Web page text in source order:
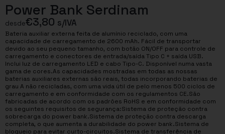
Power Bank Serdinam
desde€3,80 s/IVA
Bateria auxiliar externa feita de alumínio reciclado, com uma
capacidade de carregamento de 2600 mAh. Fácil de transportar
devido ao seu pequeno tamanho, com botão ON/OFF para controle de
carregamento e conectores de entrada/saída Tipo C + saída USB.
Inclui luz de carregamento LED e cabo Tipo-C. Disponível numa vasta
gama de cores.As capacidades mostradas em todas as nossas
baterias auxiliares externas são reais, todas incorporando baterias de
grau A não recicladas, com uma vida útil de pelo menos 500 ciclos de
carregamento e em conformidade com os regulamentos CE.São
fabricadas de acordo com os padrões RoHS e em conformidade com
os seguintes requisitos de segurança:Sistema de proteção contra
sobrecarga do power bank.Sistema de proteção contra descarga
completa, o que aumenta a durabilidade do power bank.Sistema de
bloqueio para evitar curto-circuitos.Sistema de transferência de